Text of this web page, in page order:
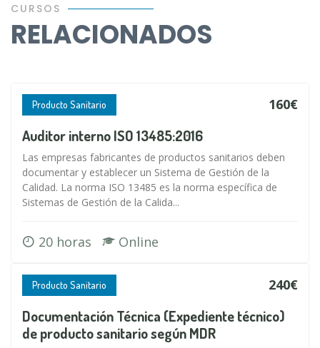
CURSOS
RELACIONADOS
Producto Sanitario 160€
Auditor interno ISO 13485:2016
Las empresas fabricantes de productos sanitarios deben
documentar y establecer un Sistema de Gestión de la
Calidad. La norma ISO 13485 es la norma específica de
Sistemas de Gestión de la Calida...
20 horas Online
Producto Sanitario 240€
Documentación Técnica (Expediente técnico)
de producto sanitario según MDR